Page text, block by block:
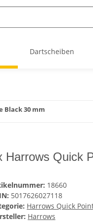
Dartscheiben
Black 30 mm
Harrows Quick
18660
5017626027118
Harrows Quick
Harrows